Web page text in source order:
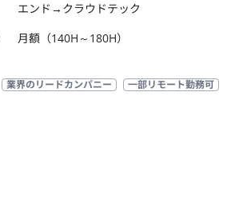
エンド→クラウドテック
月額（140H～180H）
業界のリードカンパニー
一部リモート勤務可